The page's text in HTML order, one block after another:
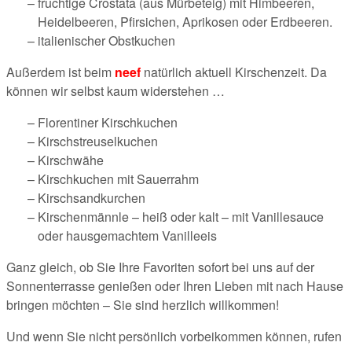
Heidelbeeren, Pfirsichen, Aprikosen oder Erdbeeren.
italienischer Obstkuchen
Außerdem ist beim neef natürlich aktuell Kirschenzeit. Da
können wir selbst kaum widerstehen …
Florentiner Kirschkuchen
Kirschstreuselkuchen
Kirschwähe
Kirschkuchen mit Sauerrahm
Kirschsandkurchen
Kirschenmännle – heiß oder kalt – mit Vanillesauce
oder hausgemachtem Vanilleeis
Ganz gleich, ob Sie Ihre Favoriten sofort bei uns auf der
Sonnenterrasse genießen oder Ihren Lieben mit nach Hause
bringen möchten – Sie sind herzlich willkommen!
Und wenn Sie nicht persönlich vorbeikommen können, rufen